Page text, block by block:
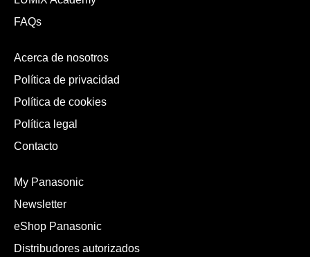
FAQs
Acerca de nosotros
Política de privacidad
Política de cookies
Política legal
Contacto
My Panasonic
Newsletter
eShop Panasonic
Distribudores autorizados